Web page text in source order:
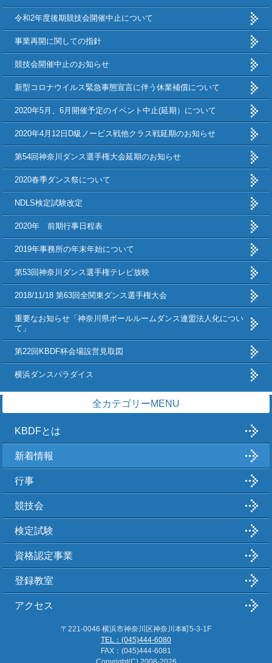
令和2年度後期競技会開催中止について
事業再開に関しての指針
競技会開催中止のお知らせ
新型コロナウイルス緊急事態宣言に伴う休業補償について
2020年5月、6月開催予定のイベント中止(延期）について
2020年4月12日D級ノービス戦他クラス戦延期のお知らせ
第54回神奈川ダンス選手権大会延期のお知らせ
2020春季ダンス祭について
NDLS検定試験改定
2020年 前期行事日程表
2019年事務所の年末年始について
第53回神奈川ダンス選手権テレビ放映
2018/11/18 第63回全関東ダンス選手権大会
重要なお知らせ「神奈川県ボールルームダンス連盟法人化につい
て」
第22回KBDF杯会場設営見取図
横浜ダンスパラダイス
全カテゴリーMENU
KBDFとは
新着情報
行事
競技会
検定試験
資格認定事業
登録教室
アクセス
〒221-0046 横浜市神奈川区神奈川本町5-3-1F
TEL：(045)444-6080
FAX：(045)444-6081